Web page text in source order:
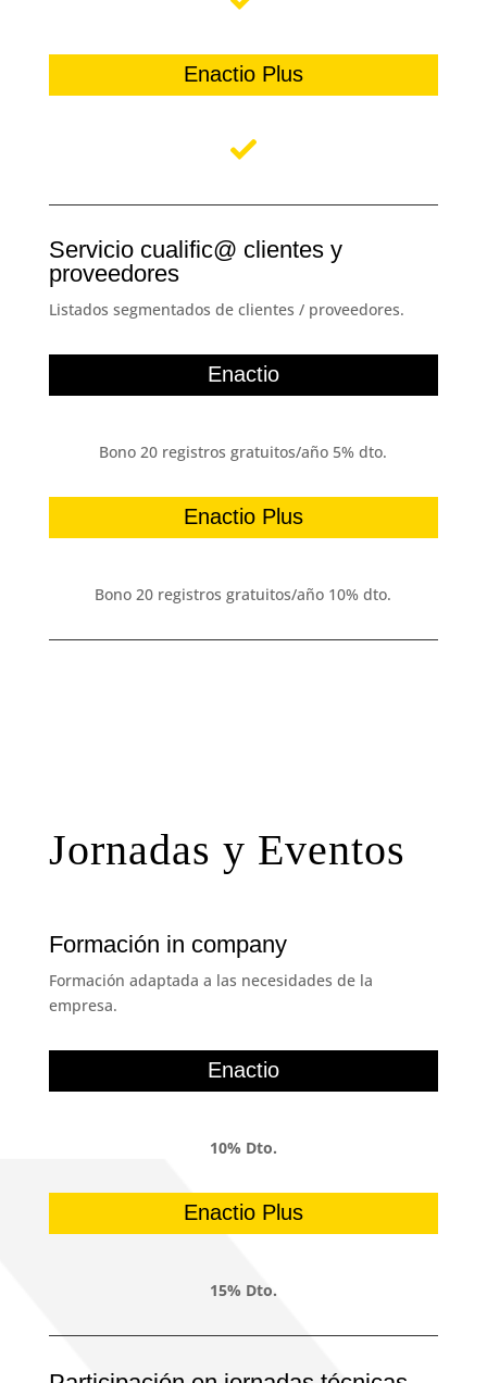
Enactio Plus
Servicio cualific@ clientes y
proveedores
Listados segmentados de clientes / proveedores.
Enactio
Bono 20 registros gratuitos/año 5% dto.
Enactio Plus
Bono 20 registros gratuitos/año 10% dto.
Jornadas y Eventos
Formación in company
Formación adaptada a las necesidades de la
empresa.
Enactio
10% Dto.
Enactio Plus
15% Dto.